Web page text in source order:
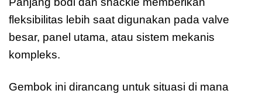
fleksibilitas lebih saat digunakan pada valve
besar, panel utama, atau sistem mekanis
kompleks.
Gembok ini dirancang untuk situasi di mana